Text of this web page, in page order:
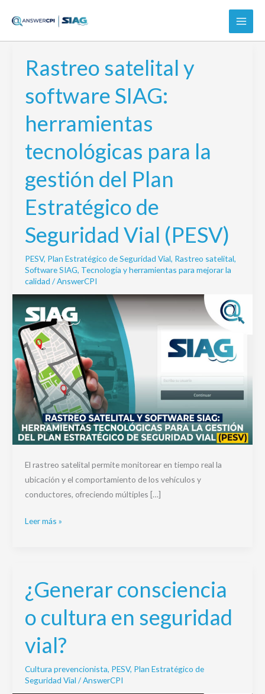
Rastreo satelital y
software SIAG:
herramientas
tecnológicas para la
gestión del Plan
Estratégico de
Seguridad Vial (PESV)
PESV, Plan Estratégico de Seguridad Vial, Rastreo satelital,
Software SIAG, Tecnología y herramientas para mejorar la
calidad /AnswerCPI
El rastreo satelital permite monitorear en tiempo real la
ubicación y el comportamiento de los vehículos y
conductores, ofreciendo múltiples […]
Rastreo
satelital
y
software
SIAG:
herramientas
tecnológicas
la
gestión
del
Estratégico
Seguridad
Vial
(PESV)
Leer más »
¿Generar consciencia
o cultura en seguridad
vial?
Cultura prevencionista, PESV, Plan Estratégico de
Seguridad Vial /AnswerCPI
¿Generar
consciencia
o
cultura
en
seguridad
vial?